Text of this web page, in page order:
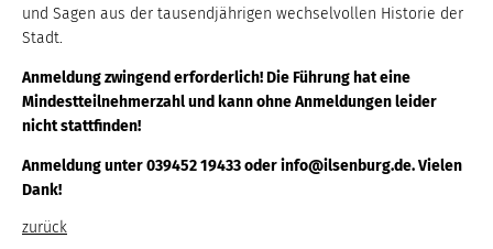
und Sagen aus der tausendjährigen wechselvollen Historie der
Stadt.
Anmeldung zwingend erforderlich! Die Führung hat eine
Mindestteilnehmerzahl und kann ohne Anmeldungen leider
nicht stattfinden!
Anmeldung unter 039452 19433 oder info@ilsenburg.de. Vielen
Dank!
zurück